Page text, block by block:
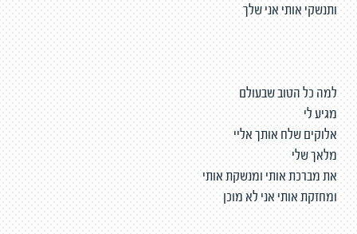
ותנשקי אותי אני שלך
למה כל הטוב שבעולם
מגיע לי
אלוקים שלח אותך אליי
מלאך שלי
את מברכת אותי ומנשקת אותי
ומחזקת אותי אני לא מוכן